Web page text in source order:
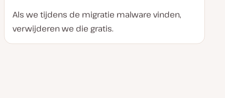
Als we tijdens de migratie malware vinden,
verwijderen we die gratis.